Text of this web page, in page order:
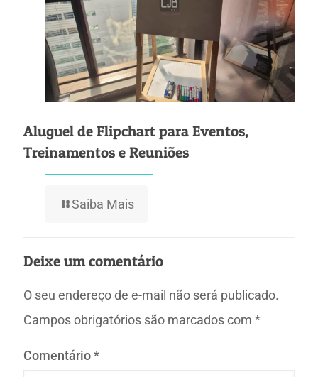
Aluguel de Flipchart para Eventos,
Treinamentos e Reuniões
Saiba Mais
Deixe um comentário
O seu endereço de e-mail não será publicado.
Campos obrigatórios são marcados com *
Comentário*